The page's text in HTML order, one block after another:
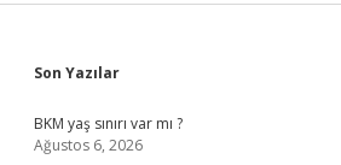
Sidebar
Son Yazılar
BKM yaş sınırı var mı ?
Ağustos 6, 2026